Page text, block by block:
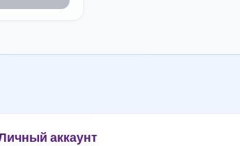
аккаунт